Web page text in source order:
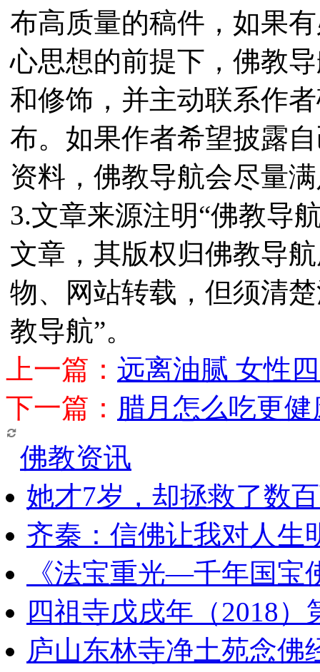
布高质量的稿件，如果
心思想的前提下，佛教
和修饰，并主动联系作
布。如果作者希望披露
资料，佛教导航会尽量
3.文章来源注明“佛教导
文章，其版权归佛教导
物、网站转载，但须清
教导航”。
上一篇： 远离油腻 女性
下一篇： 腊月怎么吃更健
佛教资讯
她才7岁，却拯救了数
齐秦：信佛让我对人生
《法宝重光—千年国宝
四祖寺戊戌年（2018
庐山东林寺净土苑念佛